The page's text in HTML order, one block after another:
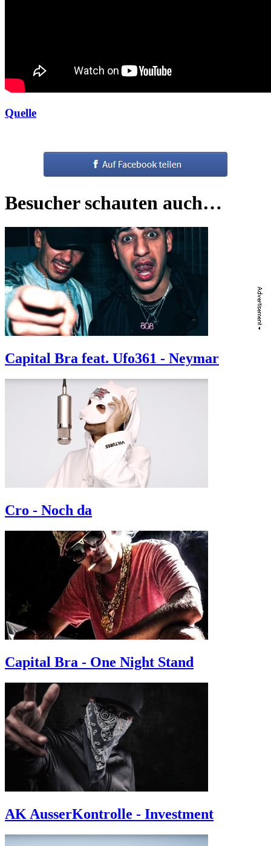
Quelle
Besucher schauten auch…
Capital Bra feat. Ufo361 - Neymar
Cro - Noch da
Capital Bra - One Night Stand
AK AusserKontrolle - Investment